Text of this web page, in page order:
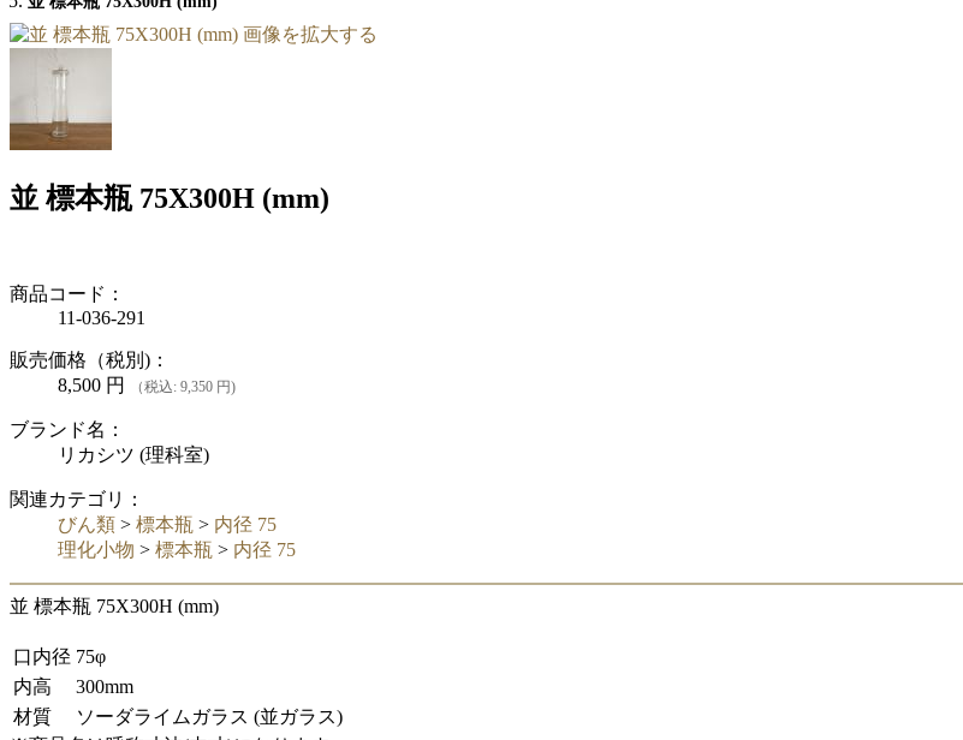
画像を拡大する
並 標本瓶 75X300H (mm)
商品コード：
11-036-291
販売価格（税別)：
8,500 円 （税込: 9,350 円)
ブランド名：
リカシツ (理科室)
関連カテゴリ：
びん類 > 標本瓶 > 内径 75
理化小物 > 標本瓶 > 内径 75
並 標本瓶 75X300H (mm)
口内径 75φ
内高
300mm
材質
ソーダライムガラス (並ガラス)